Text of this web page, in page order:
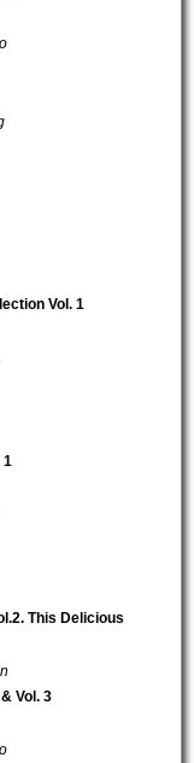
Vol. 1
1
This Delicious
Vol. 3